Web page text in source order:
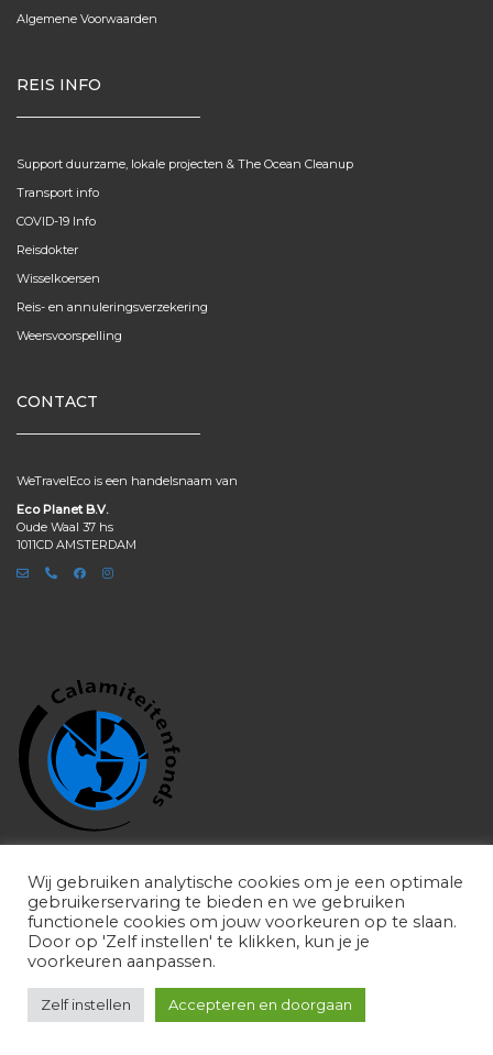
Algemene Voorwaarden
REIS INFO
Support duurzame, lokale projecten & The Ocean Cleanup
Transport info
COVID-19 Info
Reisdokter
Wisselkoersen
Reis- en annuleringsverzekering
Weersvoorspelling
CONTACT
WeTravelEco is een handelsnaam van
Eco Planet B.V.
Oude Waal 37 hs
1011CD AMSTERDAM
Wij gebruiken analytische cookies om je een optimale
gebruikerservaring te bieden en we gebruiken
functionele cookies om jouw voorkeuren op te slaan.
Door op 'Zelf instellen' te klikken, kun je je
voorkeuren aanpassen.
Zelf instellen Accepteren en doorgaan